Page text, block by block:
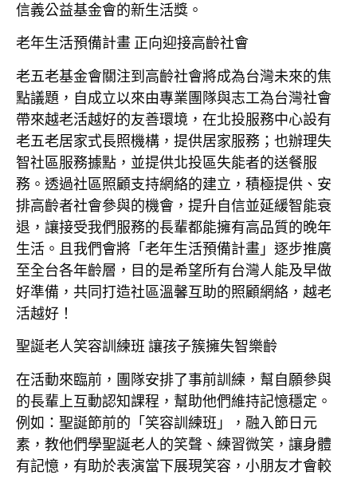
信義公益基金會的新生活獎。
老年生活預備計畫 正向迎接高齡社會
老五老基金會關注到高齡社會將成為台灣未來的焦
點議題，自成立以來由專業團隊與志工為台灣社會
帶來越老活越好的友善環境，在北投服務中心設有
老五老居家式長照機構，提供居家服務；也辦理失
智社區服務據點，並提供北投區失能者的送餐服
務。透過社區照顧支持網絡的建立，積極提供、安
排高齡者社會參與的機會，提升自信並延緩智能衰
退，讓接受我們服務的長輩都能擁有高品質的晚年
生活。且我們會將「老年生活預備計畫」逐步推廣
至全台各年齡層，目的是希望所有台灣人能及早做
好準備，共同打造社區溫馨互助的照顧網絡，越老
活越好！
聖誕老人笑容訓練班 讓孩子簇擁失智樂齡
在活動來臨前，團隊安排了事前訓練，幫自願參與
的長輩上互動認知課程，幫助他們維持記憶穩定。
例如：聖誕節前的「笑容訓練班」，融入節日元
素，教他們學聖誕老人的笑聲、練習微笑，讓身體
有記憶，有助於表演當下展現笑容，小朋友才會較